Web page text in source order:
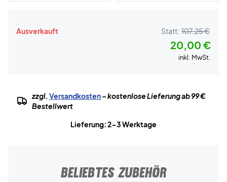
Ausverkauft Statt: 107,25 €
20,00 €
inkl. MwSt.
zzgl.Versandkosten– kostenlose Lieferung ab 99 €
Bestellwert
Lieferung: 2-3 Werktage
BELIEBTES ZUBEHÖR